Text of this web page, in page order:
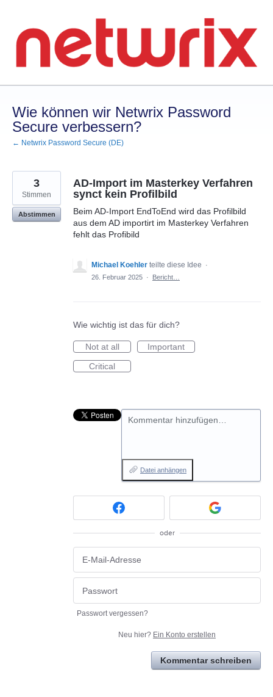
springen
Wie können wir Netwrix Password
Secure verbessern?
← Netwrix Password Secure (DE)
AD-Import im Masterkey Verfahren
synct kein Profilbild
Beim AD-Import EndToEnd wird das Profilbild
aus dem AD importirt im Masterkey Verfahren
fehlt das Profibild
3
Stimmen
Abstimmen
Michael Koehler teilte diese Idee
·
26. Februar 2025 · Bericht…
Wie wichtig ist das für dich?
Not at all
Important
Critical
Kommentar hinzufügen…
Datei anhängen
oder
Passwort vergessen?
Neu hier? Ein Konto erstellen
Kommentar schreiben